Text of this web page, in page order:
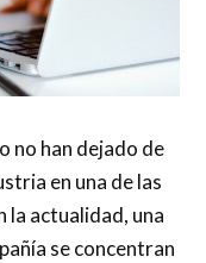
no han dejado de
en una de las
la actualidad, una
se concentran